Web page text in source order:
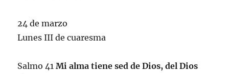
24 de marzo
Lunes III de cuaresma
Salmo 41Mi alma tiene sed de Dios, del Dios